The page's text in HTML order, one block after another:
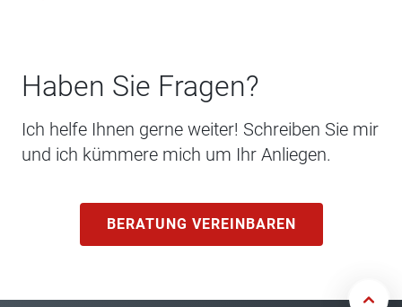
Haben Sie Fragen?
Ich helfe Ihnen gerne weiter! Schreiben Sie mir
und ich kümmere mich um Ihr Anliegen.
BERATUNG VEREINBAREN